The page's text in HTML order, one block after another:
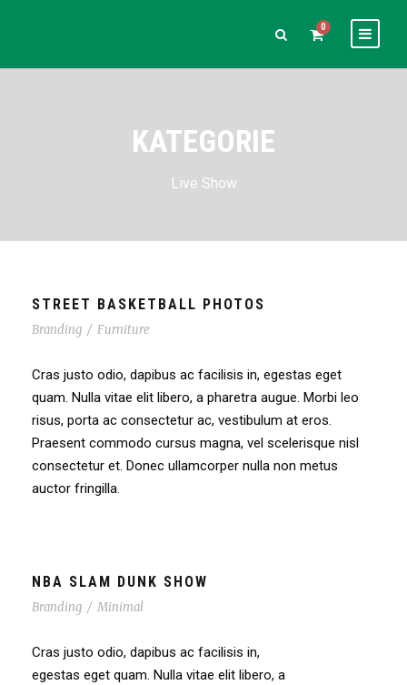
0
KATEGORIE
Live Show
STREET BASKETBALL PHOTOS
Branding / Furniture
Cras justo odio, dapibus ac facilisis in, egestas eget
quam. Nulla vitae elit libero, a pharetra augue. Morbi leo
risus, porta ac consectetur ac, vestibulum at eros.
Praesent commodo cursus magna, vel scelerisque nisl
consectetur et. Donec ullamcorper nulla non metus
auctor fringilla.
NBA SLAM DUNK SHOW
Branding / Minimal
Cras justo odio, dapibus ac facilisis in,
egestas eget quam. Nulla vitae elit libero, a